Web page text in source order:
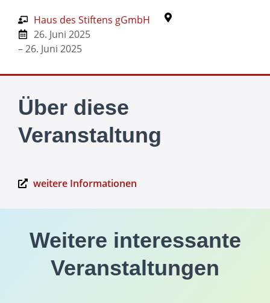
Haus des Stiftens gGmbH
26. Juni 2025
– 26. Juni 2025
Über diese
Veranstaltung
weitere Informationen
Weitere interessante
Veranstaltungen